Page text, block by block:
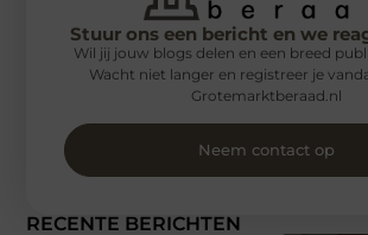
RECENTE BERICHTEN
Stuur ons een bericht en we
Wil jij jouw blogs delen en een breed
Wacht niet langer en registreer je
Grotemarktberaad.nl
Neem contact op